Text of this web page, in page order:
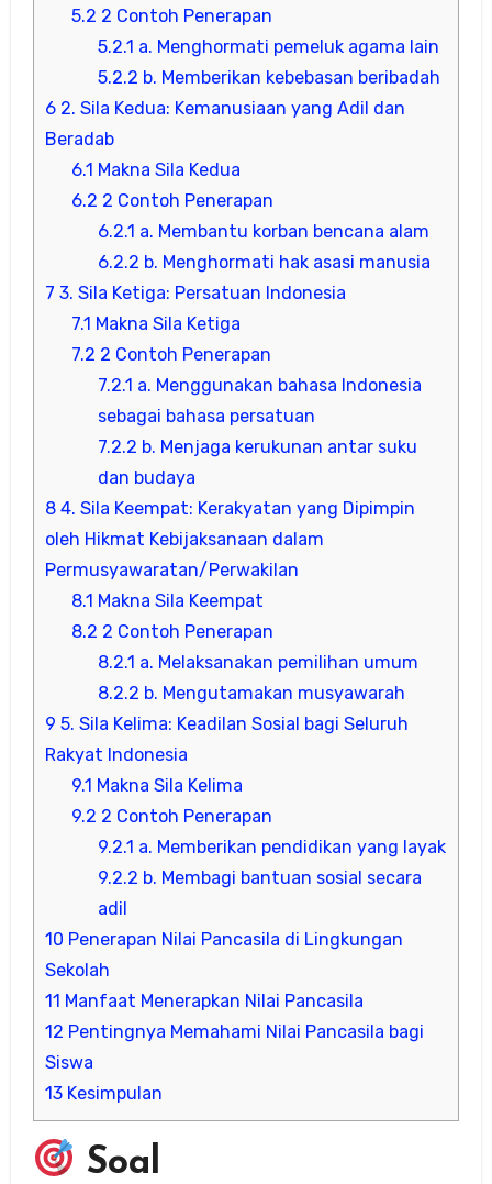
5.2 2 Contoh Penerapan
5.2.1 a. Menghormati pemeluk agama lain
5.2.2 b. Memberikan kebebasan beribadah
62. Sila Kedua: Kemanusiaan yang Adil dan
Beradab
6.1 Makna Sila Kedua
6.2 2 Contoh Penerapan
6.2.1 a. Membantu korban bencana alam
6.2.2 b. Menghormati hak asasi manusia
7 3. Sila Ketiga: Persatuan Indonesia
7.1 Makna Sila Ketiga
7.2 2 Contoh Penerapan
7.2.1 a. Menggunakan bahasa Indonesia
sebagai bahasa persatuan
7.2.2 b. Menjaga kerukunan antar suku
dan budaya
84. Sila Keempat: Kerakyatan yang Dipimpin
oleh Hikmat Kebijaksanaan dalam
Permusyawaratan/Perwakilan
8.1 Makna Sila Keempat
8.2 2 Contoh Penerapan
8.2.1 a. Melaksanakan pemilihan umum
8.2.2 b. Mengutamakan musyawarah
9 5. Sila Kelima: Keadilan Sosial bagi Seluruh
Rakyat Indonesia
9.1 Makna Sila Kelima
9.2 2 Contoh Penerapan
9.2.1 a. Memberikan pendidikan yang layak
9.2.2 b. Membagi bantuan sosial secara
adil
10 Penerapan Nilai Pancasila di Lingkungan
Sekolah
11 Manfaat Menerapkan Nilai Pancasila
12 Pentingnya Memahami Nilai Pancasila bagi
Siswa
13Kesimpulan
Soal